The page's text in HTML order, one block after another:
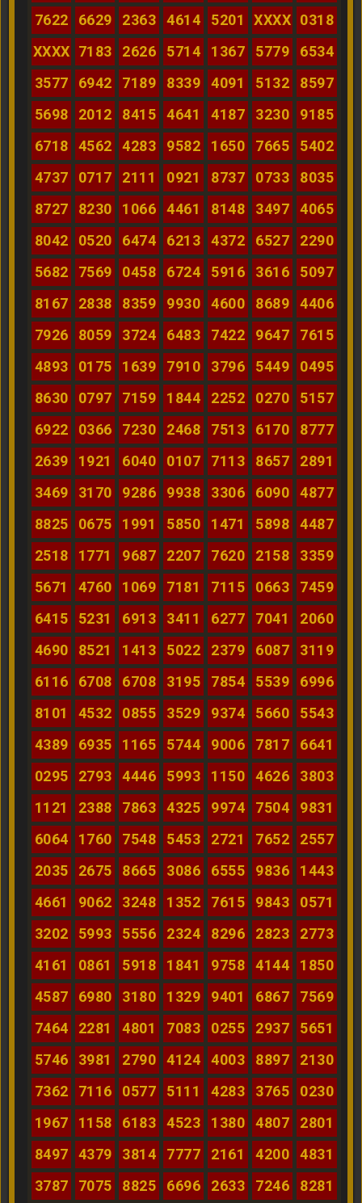
7622
6629 2363 4614 5201 XXXX 0318
XXXX 7183 2626 5714 1367 5779
6534
3577
6942 7189 8339 4091 5132
8597
5698
2012 8415 4641 4187 3230
9185
6718
4562 4283 9582 1650 7665
5402
4737
0717 2111 0921 8737 0733
8035
8727
8230 1066 4461 8148 3497
4065
8042
0520 6474 6213 4372 6527
2290
5682
7569 0458 6724 5916 3616
5097
8167
2838 8359 9930 4600 8689
4406
7926
8059 3724 6483 7422 9647
7615
4893
0175 1639 7910 3796 5449
0495
8630
0797 7159 1844 2252 0270
5157
6922
0366 7230 2468 7513 6170
8777
2639
1921 6040 0107 7113 8657
2891
3469
3170 9286 9938 3306 6090
4877
8825
0675 1991 5850 1471 5898
4487
2518
1771 9687 2207 7620 2158
3359
5671
4760 1069 7181 7115 0663
7459
6415
5231 6913 3411 6277 7041
2060
4690
8521 1413 5022 2379 6087
3119
6116
6708 6708 3195 7854 5539
6996
8101
4532 0855 3529 9374 5660
5543
4389
6935 1165 5744 9006 7817
6641
0295
2793 4446 5993 1150 4626
3803
1121
2388 7863 4325 9974 7504
9831
6064
1760 7548 5453 2721 7652
2557
2035
2675 8665 3086 6555 9836
1443
4661
9062 3248 1352 7615 9843
0571
3202
5993 5556 2324 8296 2823
2773
4161
0861 5918 1841 9758 4144
1850
4587
6980 3180 1329 9401 6867
7569
7464
2281 4801 7083 0255 2937
5651
5746
3981 2790 4124 4003 8897
2130
7362
7116 0577 5111 4283 3765
0230
1967
1158 6183 4523 1380 4807
2801
8497
4379 3814 7777 2161 4200
4831
3787
7075 8825 6696 2633 7246 8281